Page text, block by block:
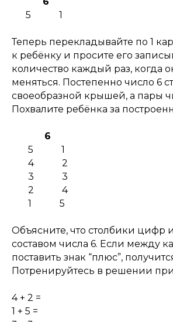
5 1
Теперь перекладывайте по 1
к ребёнку и просите его
количество каждый раз, когда
меняться. Постепенно число 6
своеобразной крышей, а пары
Похвалите ребёнка за
6
5 1
4 2
3 3
2 4
1 5
Объясните, что столбики цифр
составом числа 6. Если между
поставить знак “плюс”,
Потренируйтесь в решении
4 + 2 =
1 + 5 =